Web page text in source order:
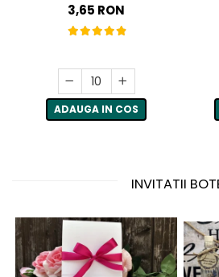
3,65 RON
ADAUGA IN COS
INVITATII